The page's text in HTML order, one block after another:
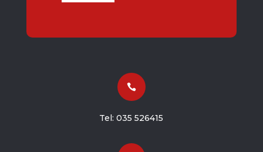

Tel:035 526415